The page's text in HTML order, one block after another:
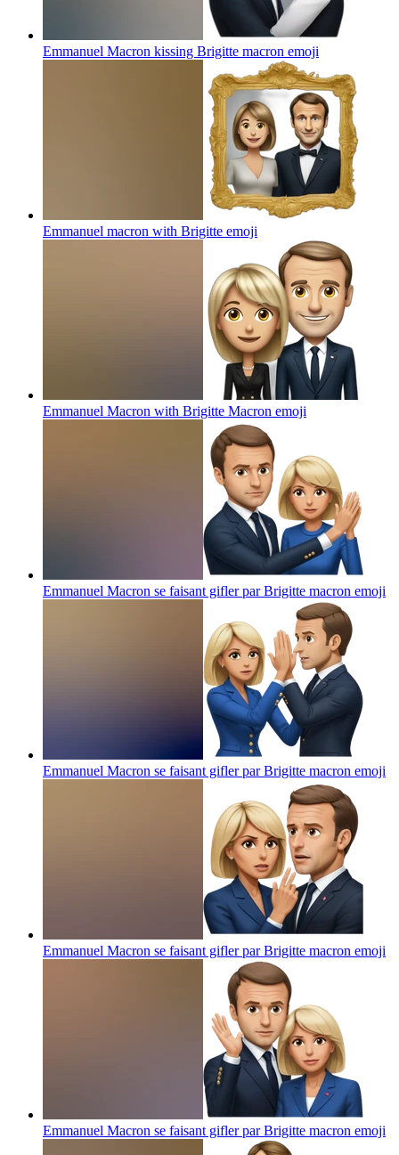
Emmanuel Macron kissing Brigitte macron emoji
Emmanuel macron with Brigitte emoji
Emmanuel Macron with Brigitte Macron emoji
Emmanuel Macron se faisant gifler par Brigitte macron emoji
Emmanuel Macron se faisant gifler par Brigitte macron emoji
Emmanuel Macron se faisant gifler par Brigitte macron emoji
Emmanuel Macron se faisant gifler par Brigitte macron emoji